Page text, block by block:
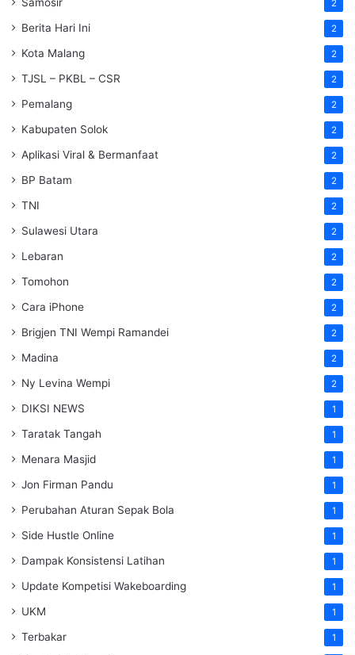
2
Berita Hari Ini 2
Kota Malang 2
TJSL – PKBL – CSR 2
Pemalang 2
Kabupaten Solok 2
Aplikasi Viral & Bermanfaat 2
BP Batam 2
TNI 2
Sulawesi Utara 2
Lebaran 2
Tomohon 2
Cara iPhone 2
Brigjen TNI Wempi Ramandei 2
Madina 2
Ny Levina Wempi 2
DIKSI NEWS 1
Taratak Tangah 1
Menara Masjid 1
Jon Firman Pandu 1
Perubahan Aturan Sepak Bola 1
Side Hustle Online 1
Dampak Konsistensi Latihan 1
Update Kompetisi Wakeboarding 1
UKM 1
Terbakar 1